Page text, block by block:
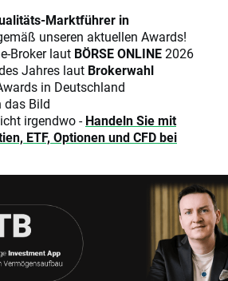
Marktführer in
unseren aktuellen Awards!
Broker laut BÖRSE ONLINE2026
Jahres laut Brokerwahl
in Deutschland
das Bild
irgendwo -Handeln Sie mit
ETF, Optionen und CFD bei